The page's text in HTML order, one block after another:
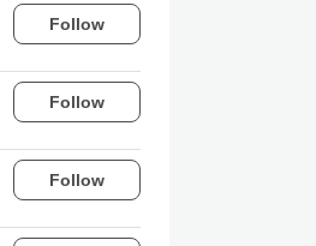
Follow
Follow
Follow